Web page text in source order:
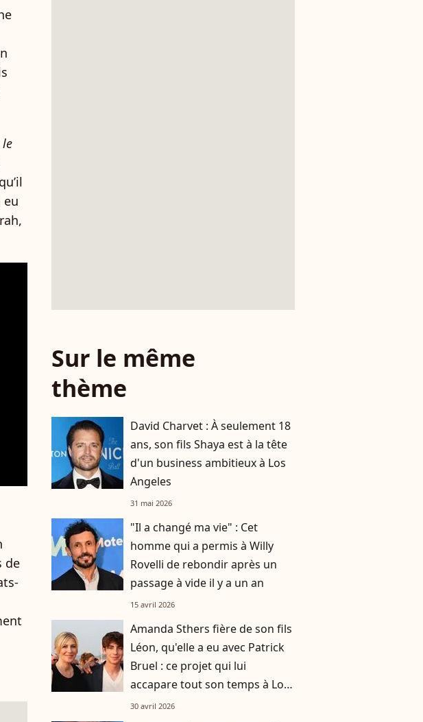
le
eu
de
Sur le même
thème
David Charvet : À seulement 18
ans, son fils Shaya est à la tête
d'un business ambitieux à Los
Angeles
31 mai 2026
"Il a changé ma vie" : Cet
homme qui a permis à Willy
Rovelli de rebondir après un
passage à vide il y a un an
15 avril 2026
Amanda Sthers fière de son fils
Léon, qu'elle a eu avec Patrick
Bruel : ce projet qui lui
accapare tout son temps à Los
Angeles
30 avril 2026